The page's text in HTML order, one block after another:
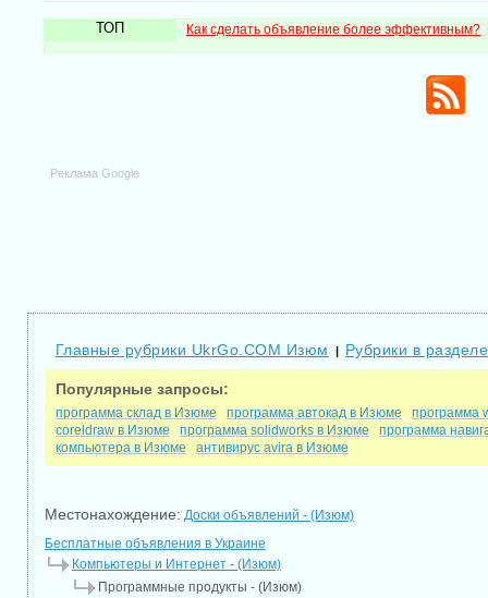
ТОП Как сделать объявление более эффективным?
Реклама Google
Главные рубрики UkrGo.COM Изюм | Рубрики в
Популярные запросы:
программа склад в Изюме программа автокад в Изюме
программа
coreldraw в Изюме
программа solidworks в Изюме
программа
компьютера в Изюме
антивирус avira в Изюме
Местонахождение: Доски объявлений - (Изюм)
Бесплатные объявления в Украине
Компьютеры и Интернет - (Изюм)
Программные продукты - (Изюм)